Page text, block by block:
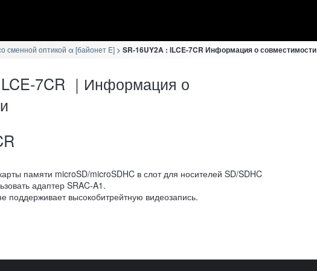
сменной оптикой α [байонет E] SR-16UY2A : ILCE-7CR Информация о совместимости
7CR ｜Информация о
памяти microSD/microSDHC в слот для носителей SD/SDHC
адаптер SRAC-A1.
поддерживает высокобитрейтную видеозапись.